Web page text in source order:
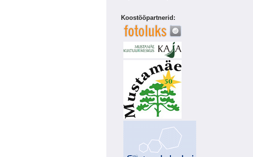
Koostööpartnerid: